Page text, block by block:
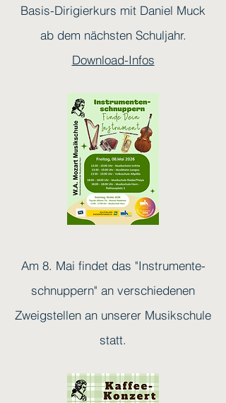
Am 8. Mai findet das "Instrumente-
schnuppern" an verschiedenen
Zweigstellen an unserer Musikschule
statt.
Basis-Dirigierkurs mit Daniel Muck
ab dem nächsten Schuljahr.
Download-Infos